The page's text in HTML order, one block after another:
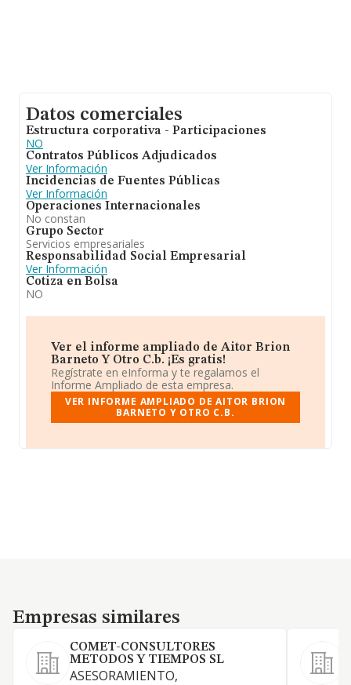
Datos comerciales
Estructura corporativa - Participaciones
NO
Contratos Públicos Adjudicados
Ver Información
Incidencias de Fuentes Públicas
Ver Información
Operaciones Internacionales
No constan
Grupo Sector
Servicios empresariales
Responsabilidad Social Empresarial
Ver Información
Cotiza en Bolsa
NO
Ver el informe ampliado de Aitor Brion
Barneto Y Otro C.b. ¡Es gratis!
Regístrate en eInforma y te regalamos el
Informe Ampliado de esta empresa.
VER INFORME AMPLIADO DE AITOR BRION
BARNETO Y OTRO C.B.
Empresas similares
Empresas similares
COMET-CONSULTORES
METODOS Y TIEMPOS SL
ASESORAMIENTO,